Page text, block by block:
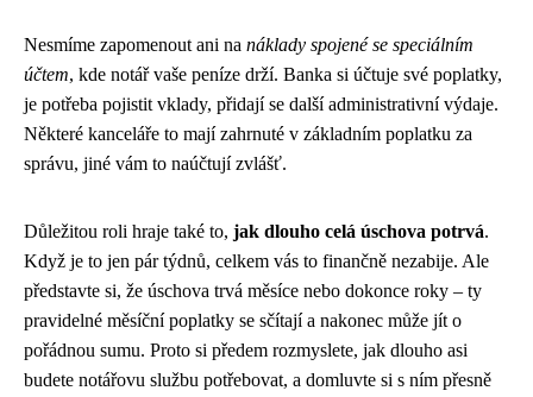
Nesmíme zapomenout ani na náklady spojené se speciálním
účtem, kde notář vaše peníze drží. Banka si účtuje své poplatky,
je potřeba pojistit vklady, přidají se další administrativní výdaje.
Některé kanceláře to mají zahrnuté v základním poplatku za
správu, jiné vám to naúčtují zvlášť.
Důležitou roli hraje také to, jak dlouho celá úschova potrvá.
Když je to jen pár týdnů, celkem vás to finančně nezabije. Ale
představte si, že úschova trvá měsíce nebo dokonce roky – ty
pravidelné měsíční poplatky se sčítají a nakonec může jít o
pořádnou sumu. Proto si předem rozmyslete, jak dlouho asi
budete notářovu službu potřebovat, a domluvte si s ním přesně